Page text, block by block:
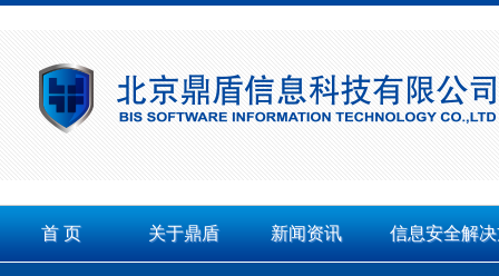
首 页 关于鼎盾 新闻资讯 信息安全解